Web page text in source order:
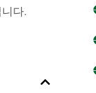
다.